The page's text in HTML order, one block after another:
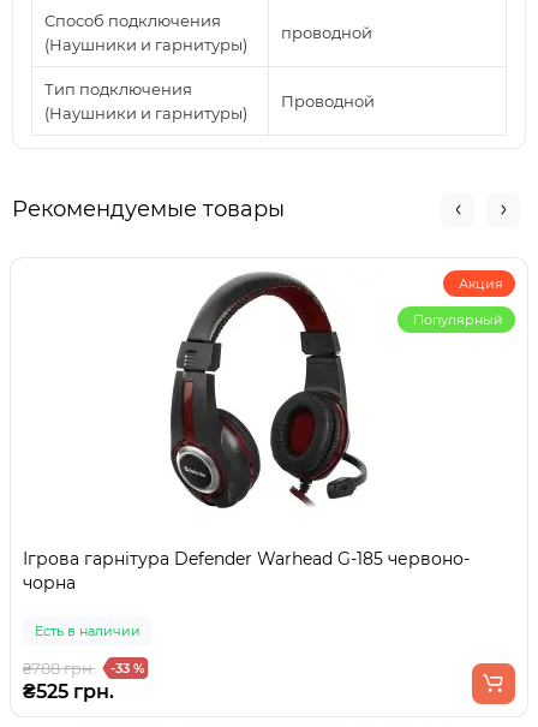
Способ подключения
(Наушники и гарнитуры)
проводной
Тип подключения
(Наушники и гарнитуры)
Проводной
Рекомендуемые товары
Акция
Популярный
Ігрова гарнітура Defender Warhead G-185 червоно-
чорна
Есть в наличии
₴788 грн. -33 %
₴525 грн.